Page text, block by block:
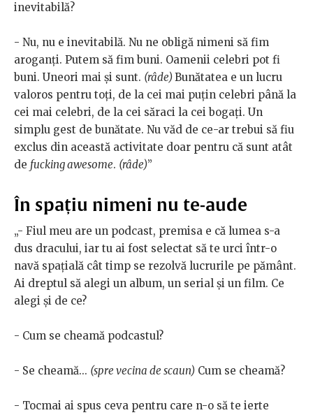
inevitabilă?
- Nu, nu e inevitabilă. Nu ne obligă nimeni să fim
aroganți. Putem să fim buni. Oamenii celebri pot fi
buni. Uneori mai și sunt. (râde)Bunătatea e un lucru
valoros pentru toți, de la cei mai puțin celebri până la
cei mai celebri, de la cei săraci la cei bogați. Un
simplu gest de bunătate. Nu văd de ce-ar trebui să fiu
exclus din această activitate doar pentru că sunt atât
de fucking awesome. (râde)”
În spațiu nimeni nu te-aude
„- Fiul meu are un podcast, premisa e că lumea s-a
dus dracului, iar tu ai fost selectat să te urci într-o
navă spațială cât timp se rezolvă lucrurile pe pământ.
Ai dreptul să alegi un album, un serial și un film. Ce
alegi și de ce?
- Cum se cheamă podcastul?
- Se cheamă... (spre vecina de scaun) Cum se cheamă?
- Tocmai ai spus ceva pentru care n-o să te ierte